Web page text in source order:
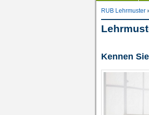
RUB Lehrmuster
Kennen